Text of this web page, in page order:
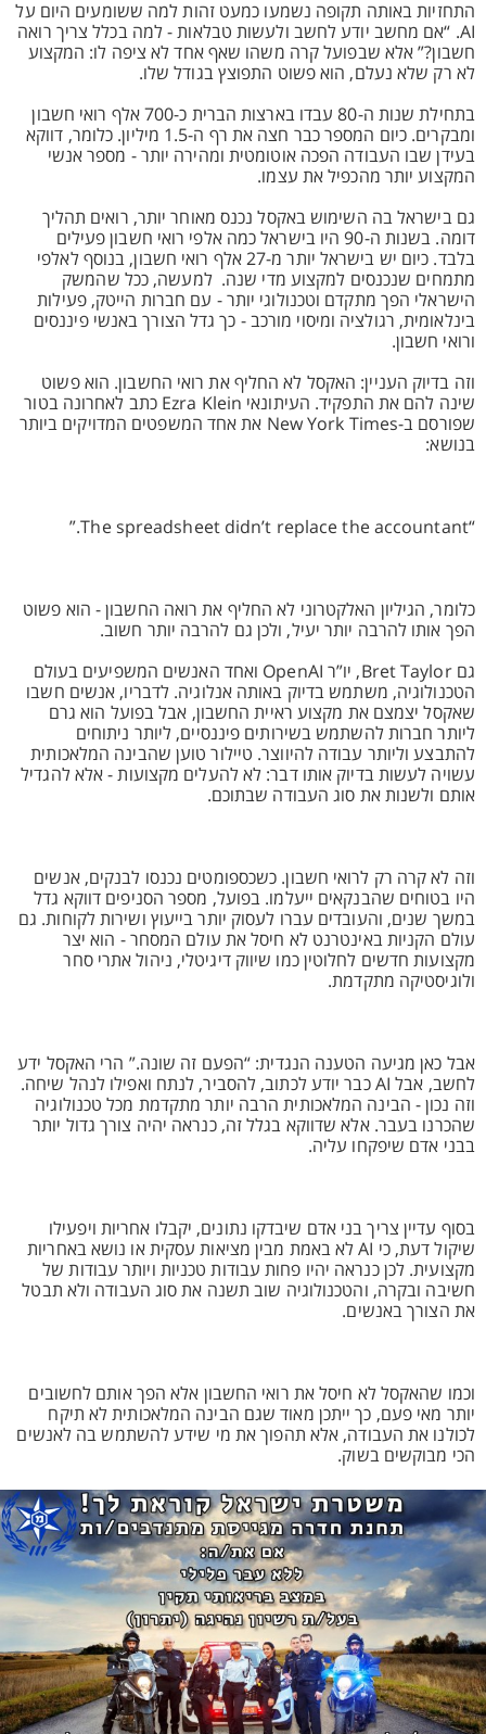
התחזיות באותה תקופה נשמעו כמעט זהות למה ששומעים היום על
AI. “אם מחשב יודע לחשב ולעשות טבלאות - למה בכלל צריך רואה
חשבון?” אלא שבפועל קרה משהו שאף אחד לא ציפה לו: המקצוע
לא רק שלא נעלם, הוא פשוט התפוצץ בגודל שלו.
בתחילת שנות ה-80 עבדו בארצות הברית כ-700 אלף רואי חשבון
ומבקרים. כיום המספר כבר חצה את רף ה-1.5 מיליון. כלומר, דווקא
בעידן שבו העבודה הפכה אוטומטית ומהירה יותר - מספר אנשי
המקצוע יותר מהכפיל את עצמו.
גם בישראל בה השימוש באקסל נכנס מאוחר יותר, רואים תהליך
דומה. בשנות ה-90 היו בישראל כמה אלפי רואי חשבון פעילים
בלבד. כיום יש בישראל יותר מ-27 אלף רואי חשבון, בנוסף לאלפי
מתמחים שנכנסים למקצוע מדי שנה. למעשה, ככל שהמשק
הישראלי הפך מתקדם וטכנולוגי יותר - עם חברות הייטק, פעילות
בינלאומית, רגולציה ומיסוי מורכב - כך גדל הצורך באנשי פיננסים
ורואי חשבון.
וזה בדיוק העניין: האקסל לא החליף את רואי החשבון. הוא פשוט
שינה להם את התפקיד. העיתונאי Ezra Klein כתב לאחרונה בטור
שפורסם ב-New York Times את אחד המשפטים המדויקים ביותר
בנושא:
“The spreadsheet didn’t replace the accountant.”
כלומר, הגיליון האלקטרוני לא החליף את רואה החשבון - הוא פשוט
הפך אותו להרבה יותר יעיל, ולכן גם להרבה יותר חשוב.
גם Bret Taylor, יו”ר OpenAI ואחד האנשים המשפיעים בעולם
הטכנולוגיה, משתמש בדיוק באותה אנלוגיה. לדבריו, אנשים חשבו
שאקסל יצמצם את מקצוע ראיית החשבון, אבל בפועל הוא גרם
ליותר חברות להשתמש בשירותים פיננסיים, ליותר ניתוחים
להתבצע וליותר עבודה להיווצר. טיילור טוען שהבינה המלאכותית
עשויה לעשות בדיוק אותו דבר: לא להעלים מקצועות - אלא להגדיל
אותם ולשנות את סוג העבודה שבתוכם.
וזה לא קרה רק לרואי חשבון. כשכספומטים נכנסו לבנקים, אנשים
היו בטוחים שהבנקאים ייעלמו. בפועל, מספר הסניפים דווקא גדל
במשך שנים, והעובדים עברו לעסוק יותר בייעוץ ושירות לקוחות. גם
עולם הקניות באינטרנט לא חיסל את עולם המסחר - הוא יצר
מקצועות חדשים לחלוטין כמו שיווק דיגיטלי, ניהול אתרי סחר
ולוגיסטיקה מתקדמת.
אבל כאן מגיעה הטענה הנגדית: “הפעם זה שונה.” הרי האקסל ידע
לחשב, אבל AI כבר יודע לכתוב, להסביר, לנתח ואפילו לנהל שיחה.
וזה נכון - הבינה המלאכותית הרבה יותר מתקדמת מכל טכנולוגיה
שהכרנו בעבר. אלא שדווקא בגלל זה, כנראה יהיה צורך גדול יותר
בבני אדם שיפקחו עליה.
בסוף עדיין צריך בני אדם שיבדקו נתונים, יקבלו אחריות ויפעילו
שיקול דעת, כי AI לא באמת מבין מציאות עסקית או נושא באחריות
מקצועית. לכן כנראה יהיו פחות עבודות טכניות ויותר עבודות של
חשיבה ובקרה, והטכנולוגיה שוב תשנה את סוג העבודה ולא תבטל
את הצורך באנשים.
וכמו שהאקסל לא חיסל את רואי החשבון אלא הפך אותם לחשובים
יותר מאי פעם, כך ייתכן מאוד שגם הבינה המלאכותית לא תיקח
לכולנו את העבודה, אלא תהפוך את מי שידע להשתמש בה לאנשים
הכי מבוקשים בשוק.